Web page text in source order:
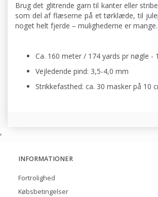
Brug det glitrende garn til kanter eller
som del af flæserne på et tørklæde, til
noget helt fjerde – mulighederne er mange.
Ca. 160 meter / 174 yards pr nøgle -
Vejledende pind: 3,5-4,0 mm
Strikkefasthed: ca. 30 masker på 10
,
INFORMATIONER
Fortrolighed
Købsbetingelser